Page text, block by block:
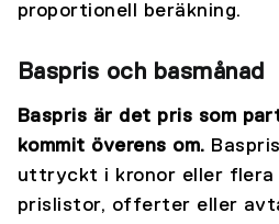
proportionell beräkning.
Baspris och basmånad
Baspris är det pris som
kommit överens om.
uttryckt i kronor eller flera
prislistor, offerter eller